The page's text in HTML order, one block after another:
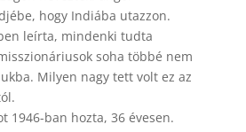
hogy Indiába utazzon.
leírta, mindenki tudta
soha többé nem
Milyen nagy tett volt ez az
1946-ban hozta, 36 évesen.